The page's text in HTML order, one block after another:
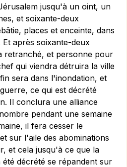
jusqu'à un oint, un
et soixante-deux
places et enceinte, dans
Et après soixante-deux
retranché, et personne pour
qui viendra détruira la ville
sera dans l'inondation, et
ce qui est décrété
Il conclura une alliance
pendant une semaine
il fera cesser le
sur l'aile des abominations
et cela jusqu'à ce que la
décrété se répandent sur